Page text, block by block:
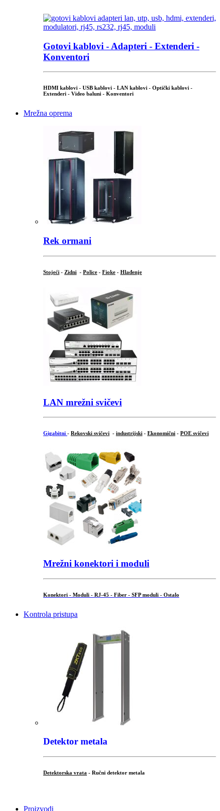
Gotovi kablovi - Adapteri - Extenderi -
Konventori
HDMI kablovi - USB kablovi - LAN kablovi - Optički kablovi -
Extenderi - Video baluni - Konventori
Mrežna oprema
Rek ormani
Stojeći - Zidni - Police - Fioke - Hlađenje
LAN mrežni svičevi
Gigabitni - Rekovski svičevi - industrijski - Ekonomični - POE svičevi
Mrežni konektori i moduli
Konektori - Moduli - RJ-45 - Fiber - SFP moduli - Ostalo
Kontrola pristupa
Detektor metala
Detektorska vrata - Ručni detektor metala
Proizvodi